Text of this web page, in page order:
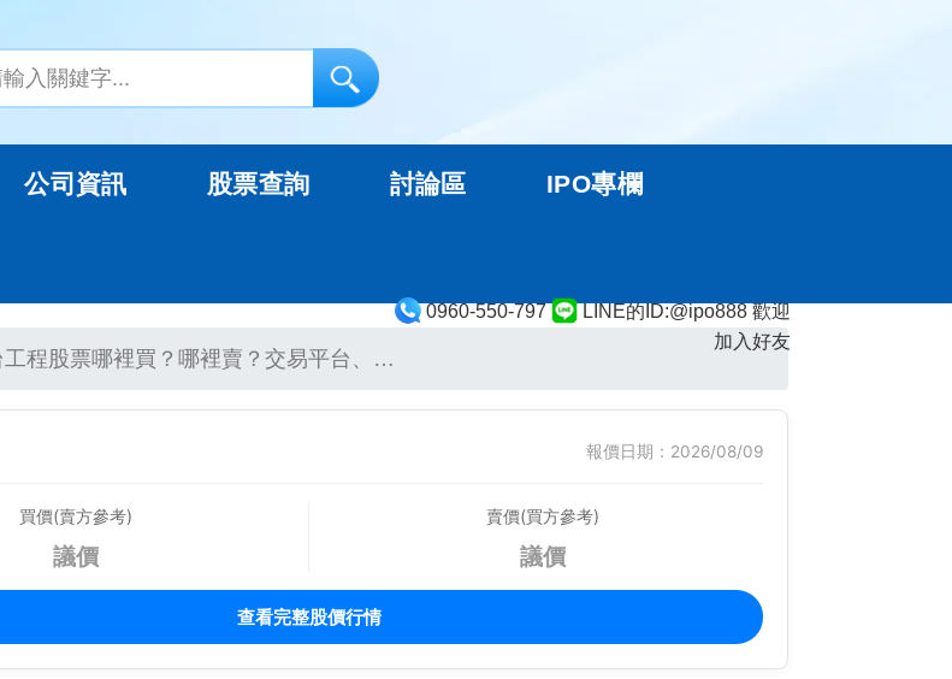
0960-550-797
LINE的ID:@ipo888 歡迎
加入好友
公司資訊 股票查詢 討論區 IPO專欄
工程股票哪裡買？哪裡賣？交易平台、…
報價日期：2026/08/09
買價(賣方參考)
議價
賣價(買方參考)
議價
查看完整股價行情